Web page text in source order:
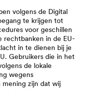
volgens de Digital
te krijgen tot
voor geschillen
rechtbanken in de EU-
in te dienen bij je
Gebruikers die in het
de lokale
wegens
zijn dat wij